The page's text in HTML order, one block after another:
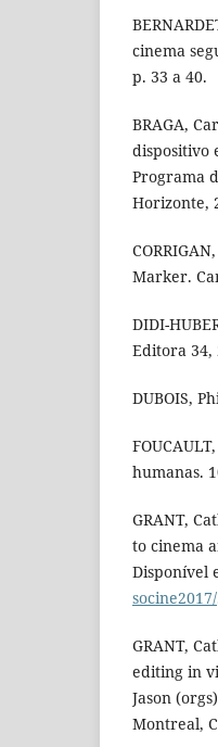
cinema
p. 33 a 40.
BRAGA,
dispositivo
Programa
Horizonte,
Marker.
DIDI-
Editora 34,
DUBOIS,
humanas.
GRANT,
to cinema
Disponível
socine2017/
GRANT,
editing in
Jason
Montreal,